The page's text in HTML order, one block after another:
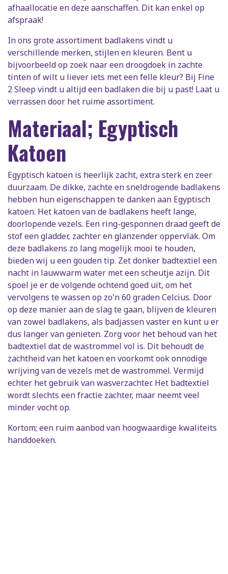
afhaallocatie en deze aanschaffen. Dit kan enkel op
afspraak!
In ons grote assortiment badlakens vindt u
verschillende merken, stijlen en kleuren. Bent u
bijvoorbeeld op zoek naar een droogdoek in zachte
tinten of wilt u liever iets met een felle kleur? Bij Fine
2 Sleep vindt u altijd een badlaken die bij u past! Laat u
verrassen door het ruime assortiment.
Materiaal; Egyptisch
Katoen
Egyptisch katoen is heerlijk zacht, extra sterk en zeer
duurzaam. De dikke, zachte en sneldrogende badlakens
hebben hun eigenschappen te danken aan Egyptisch
katoen. Het katoen van de badlakens heeft lange,
doorlopende vezels. Een ring-gesponnen draad geeft de
stof een gladder, zachter en glanzender oppervlak. Om
deze badlakens zo lang mogelijk mooi te houden,
bieden wij u een gouden tip. Zet donker badtextiel een
nacht in lauwwarm water met een scheutje azijn. Dit
spoel je er de volgende ochtend goed uit, om het
vervolgens te wassen op zo'n 60 graden Celcius. Door
op deze manier aan de slag te gaan, blijven de kleuren
van zowel badlakens, als badjassen vaster en kunt u er
dus langer van genieten. Zorg voor het behoud van het
badtextiel dat de wastrommel vol is. Dit behoudt de
zachtheid van het katoen en voorkomt ook onnodige
wrijving van de vezels met de wastrommel. Vermijd
echter het gebruik van wasverzachter. Het badtextiel
wordt slechts een fractie zachter, maar neemt veel
minder vocht op.
Kortom; een ruim aanbod van hoogwaardige kwaliteits
handdoeken.